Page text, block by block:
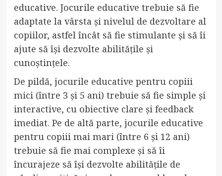
educative. Jocurile educative trebuie să fie
adaptate la vârsta și nivelul de dezvoltare al
copiilor, astfel încât să fie stimulante și să îi
ajute să își dezvolte abilitățile și
cunoștințele.
De pildă, jocurile educative pentru copiii
mici (între 3 și 5 ani) trebuie să fie simple și
interactive, cu obiective clare și feedback
imediat. Pe de altă parte, jocurile educative
pentru copiii mai mari (între 6 și 12 ani)
trebuie să fie mai complexe și să îi
încurajeze să își dezvolte abilitățile de